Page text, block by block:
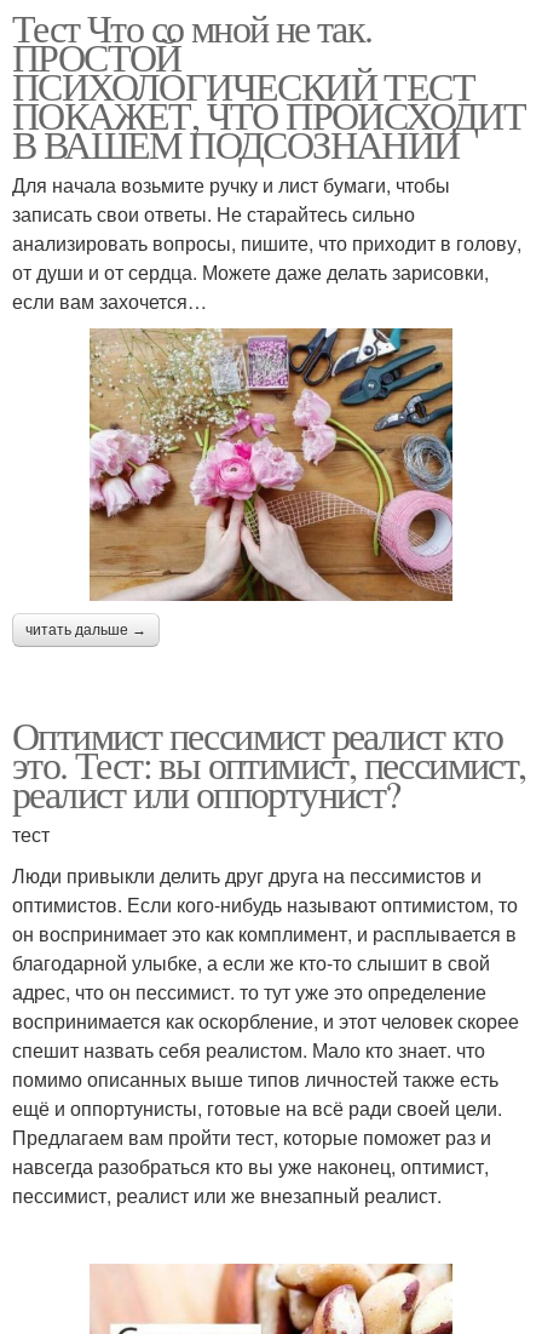
Тест Что со мной не так.
ПРОСТОЙ
ПСИХОЛОГИЧЕСКИЙ ТЕСТ
ПОКАЖЕТ, ЧТО ПРОИСХОДИТ
В ВАШЕМ ПОДСОЗНАНИИ
Для начала возьмите ручку и лист бумаги, чтобы
записать свои ответы. Не старайтесь сильно
анализировать вопросы, пишите, что приходит в голову,
от души и от сердца. Можете даже делать зарисовки,
если вам захочется…
читать дальше →
Оптимист пессимист реалист кто
это. Тест: вы оптимист, пессимист,
реалист или оппортунист?
тест
Люди привыкли делить друг друга на пессимистов и
оптимистов. Если кого-нибудь называют оптимистом, то
он воспринимает это как комплимент, и расплывается в
благодарной улыбке, а если же кто-то слышит в свой
адрес, что он пессимист. то тут уже это определение
воспринимается как оскорбление, и этот человек скорее
спешит назвать себя реалистом. Мало кто знает. что
помимо описанных выше типов личностей также есть
ещё и оппортунисты, готовые на всё ради своей цели.
Предлагаем вам пройти тест, которые поможет раз и
навсегда разобраться кто вы уже наконец, оптимист,
пессимист, реалист или же внезапный реалист.